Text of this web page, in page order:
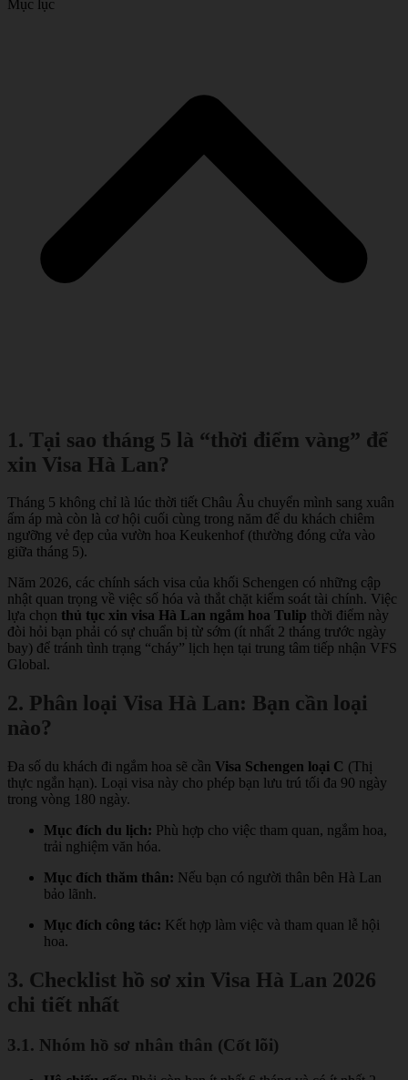
Mục lục
1. Tại sao tháng 5 là “thời điểm vàng” để
xin Visa Hà Lan?
Tháng 5 không chỉ là lúc thời tiết Châu Âu chuyển mình sang xuân
ấm áp mà còn là cơ hội cuối cùng trong năm để du khách chiêm
ngưỡng vẻ đẹp của vườn hoa Keukenhof (thường đóng cửa vào
giữa tháng 5).
Năm 2026, các chính sách visa của khối Schengen có những cập
nhật quan trọng về việc số hóa và thắt chặt kiểm soát tài chính. Việc
lựa chọn thủ tục xin visa Hà Lan ngắm hoa Tulip thời điểm này
đòi hỏi bạn phải có sự chuẩn bị từ sớm (ít nhất 2 tháng trước ngày
bay) để tránh tình trạng “cháy” lịch hẹn tại trung tâm tiếp nhận VFS
Global.
2. Phân loại Visa Hà Lan: Bạn cần loại
nào?
Đa số du khách đi ngắm hoa sẽ cần Visa Schengen loại C (Thị
thực ngắn hạn). Loại visa này cho phép bạn lưu trú tối đa 90 ngày
trong vòng 180 ngày.
Mục đích du lịch: Phù hợp cho việc tham quan, ngắm hoa,
trải nghiệm văn hóa.
Mục đích thăm thân: Nếu bạn có người thân bên Hà Lan
bảo lãnh.
Mục đích công tác: Kết hợp làm việc và tham quan lễ hội
hoa.
3. Checklist hồ sơ xin Visa Hà Lan 2026
chi tiết nhất
3.1. Nhóm hồ sơ nhân thân (Cốt lõi)